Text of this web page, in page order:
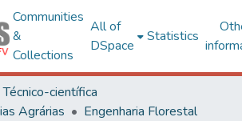
Communities
&
Collections
All of
DSpace
Statistics
científica
Agrárias
Engenharia Florestal